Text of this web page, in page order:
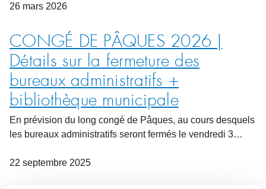
26 mars 2026
CONGÉ DE PÂQUES 2026 |
Détails sur la fermeture des
bureaux administratifs +
bibliothèque municipale
En prévision du long congé de Pâques, au cours desquels
les bureaux administratifs seront fermés le vendredi 3…
22 septembre 2025